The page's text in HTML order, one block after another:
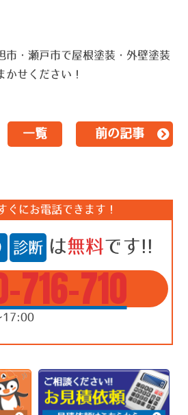
市・瀬戸市で屋根塗装・外壁塗装
かせください！
一覧 前の記事
ぐにお電話できます！
診断 は無料です!!
716-710
17:00